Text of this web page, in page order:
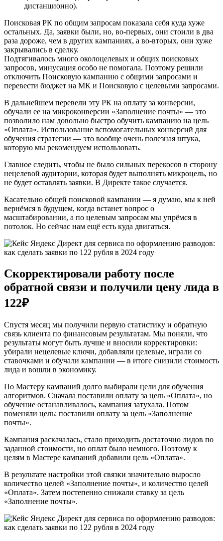
дистанционно).
Поисковая РК по общим запросам показала себя куда хуже
остальных. Да, заявки были, но, во-первых, они стоили в два
раза дороже, чем в других кампаниях, а во-вторых, они хуже
закрывались в сделку.
Подтягивалось много околоцелевых и общих поисковых
запросов, минусация особо не помогала. Поэтому решили
отключить Поисковую кампанию с общими запросами и
перевести бюджет на МК и Поисковую с целевыми запросами.
В дальнейшем перевели эту РК на оплату за конверсии,
обучали ее на микроконверсии «Заполнение почты» — это
позволило нам довольно быстро обучить кампанию на цель
«Оплата». Использование вспомогательных конверсий для
обучения стратегии — это вообще очень полезная штука,
которую мы рекомендуем использовать.
Главное следить, чтобы не было сильных перекосов в сторону
нецелевой аудитории, которая будет выполнять микроцель, но
не будет оставлять заявки. В Директе такое случается.
Касательно общей поисковой кампании — я думаю, мы к ней
вернёмся в будущем, когда встанет вопрос о
масштабировании, а по целевым запросам мы упрёмся в
потолок. Но сейчас нам ещё есть куда двигаться.
Скорректировали работу после
обратной связи и получили цену лида в
122₽
Спустя месяц мы получили первую статистику и обратную
связь клиента по финансовым результатам. Мы поняли, что
результаты могут быть лучше и вносили корректировки:
убирали нецелевые ключи, добавляли целевые, играли со
ставочками и обучали кампании — в итоге снизили стоимость
лида и вошли в экономику.
По Мастеру кампаний долго выбирали цели для обучения
алгоритмов. Сначала поставили оплату за цель «Оплата», но
обучение останавливалось, кампания затухала. Потом
поменяли цель: поставили оплату за цель «Заполнение
почты».
Кампания раскачалась, стало приходить достаточно лидов по
заданной стоимости, но оплат было немного. Поэтому к
целям в Мастере кампаний добавили цель «Оплата».
В результате настройки этой связки значительно выросло
количество целей «Заполнение почты», и количество целей
«Оплата». Затем постепенно снижали ставку за цель
«Заполнение почты».